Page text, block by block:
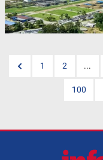
1 2 ...
100